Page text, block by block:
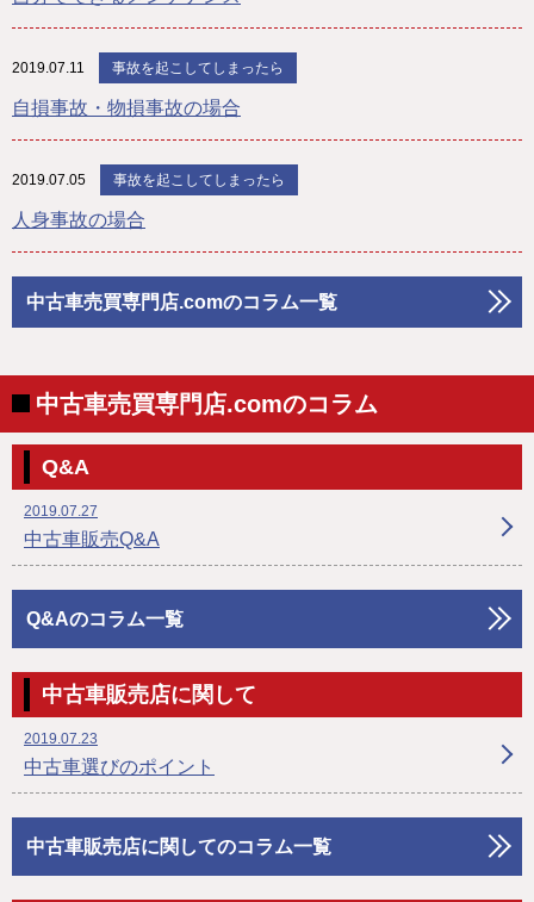
2019.07.11 事故を起こしてしまったら
自損事故・物損事故の場合
2019.07.05 事故を起こしてしまったら
人身事故の場合
中古車売買専門店.comのコラム一覧
中古車売買専門店.comのコラム
Q&A
2019.07.27
中古車販売Q&A
Q&Aのコラム一覧
中古車販売店に関して
2019.07.23
中古車選びのポイント
中古車販売店に関してのコラム一覧